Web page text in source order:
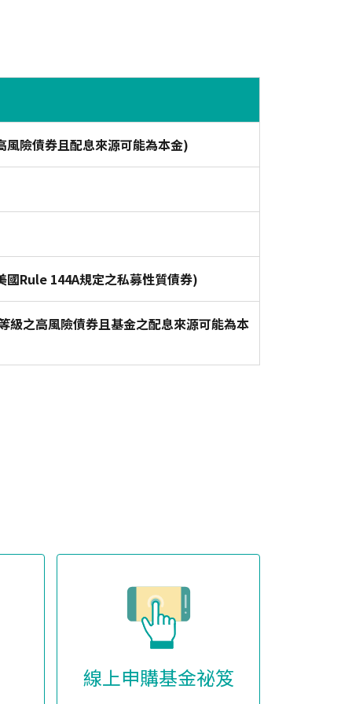
險債券且配息來源可能為本金)
國Rule 144A規定之私募性質債券)
級之高風險債券且基金之配息來源可能為本
線上申購基金祕笈